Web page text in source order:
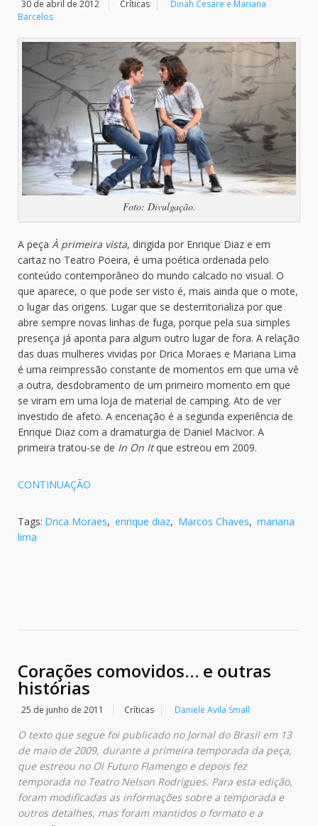
30 de abril de 2012 Críticas
Dinah Cesare e Mariana
Barcelos
Foto: Divulgação.
A peça À primeira vista, dirigida por Enrique Diaz e em
cartaz no Teatro Poeira, é uma poética ordenada pelo
conteúdo contemporâneo do mundo calcado no visual. O
que aparece, o que pode ser visto é, mais ainda que o mote,
o lugar das origens. Lugar que se desterritorializa por que
abre sempre novas linhas de fuga, porque pela sua simples
presença já aponta para algum outro lugar de fora. A relação
das duas mulheres vividas por Drica Moraes e Mariana Lima
é uma reimpressão constante de momentos em que uma vê
a outra, desdobramento de um primeiro momento em que
se viram em uma loja de material de camping. Ato de ver
investido de afeto. A encenação é a segunda experiência de
Enrique Diaz com a dramaturgia de Daniel MacIvor. A
primeira tratou-se de In On Itque estreou em 2009.
CONTINUAÇÃO
Tags: Drica Moraes, enrique diaz, Marcos Chaves, mariana
lima
Corações comovidos… e outras
histórias
25 de junho de 2011 Críticas Daniele Avila Small
O texto que segue foi publicado no Jornal do Brasil em 13
de maio de 2009, durante a primeira temporada da peça,
que estreou no Oi Futuro Flamengo e depois fez
temporada no Teatro Nelson Rodrigues. Para esta edição,
foram modificadas as informações sobre a temporada e
outros detalhes, mas foram mantidos o formato e a